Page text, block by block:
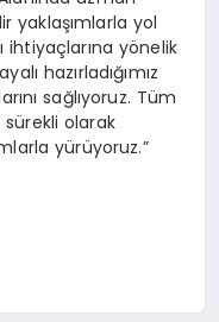
yaklaşımlarla yol
ihtiyaçlarına yönelik
hazırladığımız
sağlıyoruz. Tüm
olarak
yürüyoruz.”